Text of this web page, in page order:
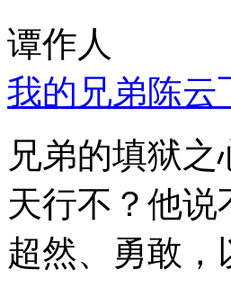
谭作人
我的兄弟陈云
兄弟的填狱
天行不？他
超然、勇敢，